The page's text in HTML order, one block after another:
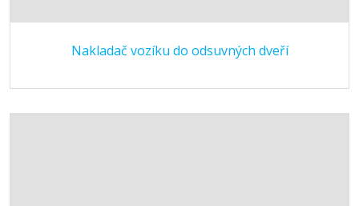
Nakladač vozíku do odsuvných dveří